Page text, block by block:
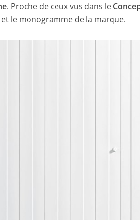
. Proche de ceux vus dans le
le monogramme de la marque.